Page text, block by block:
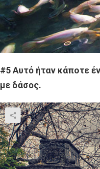
#5 Αυτό ήταν κάποτε
με δάσος.